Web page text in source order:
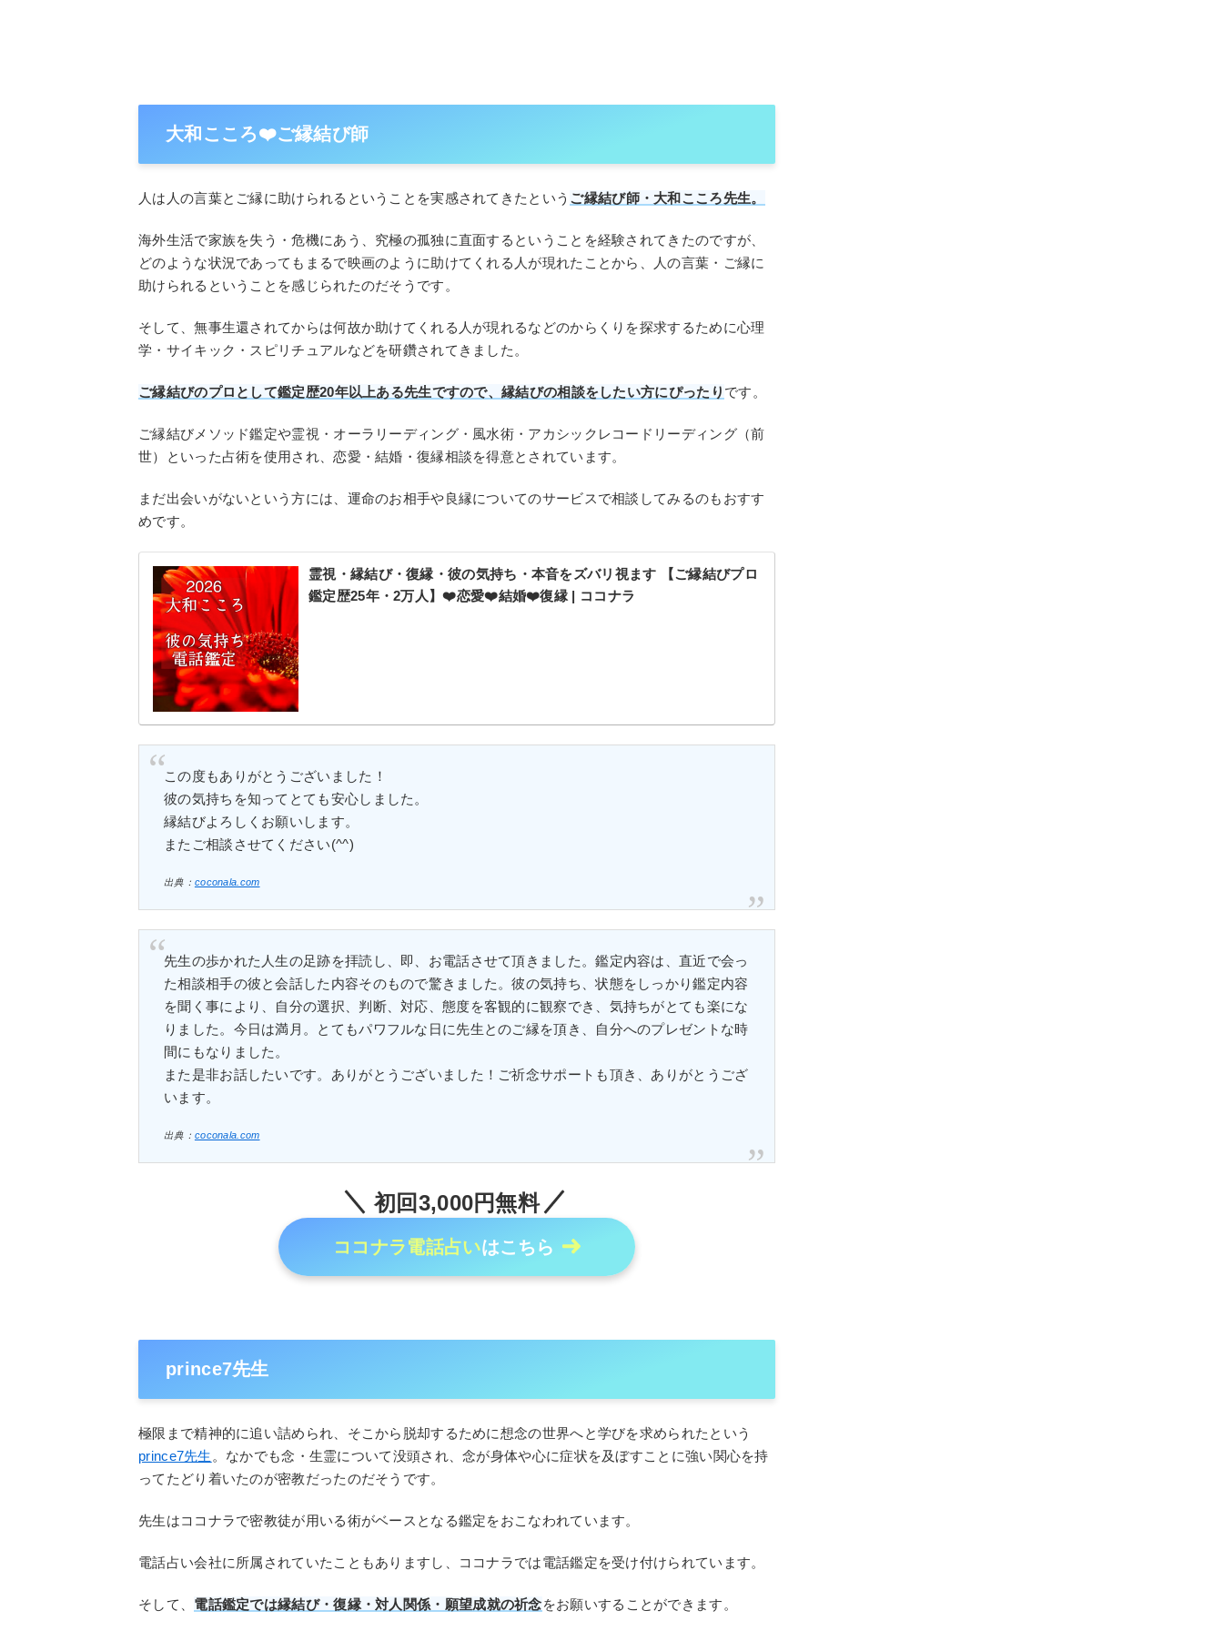
大和こころ❤️ご縁結び師
人は人の言葉とご縁に助けられるということを実感されてきたという ご縁結び師・大和こころ先生。
海外生活で家族を失う・危機にあう、究極の孤独に直面するということを経験されてきたのですが、
どのような状況であってもまるで映画のように助けてくれる人が現れたことから、人の言葉・ご縁に
助けられるということを感じられたのだそうです。
そして、無事生還されてからは何故か助けてくれる人が現れるなどのからくりを探求するために心理
学・サイキック・スピリチュアルなどを研鑽されてきました。
ご縁結びのプロとして鑑定歴20年以上ある先生ですので、縁結びの相談をしたい方にぴったり です。
ご縁結びメソッド鑑定や霊視・オーラリーディング・風水術・アカシックレコードリーディング（前
世）といった占術を使用され、恋愛・結婚・復縁相談を得意とされています。
まだ出会いがないという方には、運命のお相手や良縁についてのサービスで相談してみるのもおすす
めです。
霊視・縁結び・復縁・彼の気持ち・本音をズバリ視ます 【ご縁結びプロ
鑑定歴25年・2万人】❤️恋愛❤️結婚❤️復縁 | ココナラ
この度もありがとうございました！
彼の気持ちを知ってとても安心しました。
縁結びよろしくお願いします。
またご相談させてください(^^)
出典： coconala.com
先生の歩かれた人生の足跡を拝読し、即、お電話させて頂きました。鑑定内容は、直近で会っ
た相談相手の彼と会話した内容そのもので驚きました。彼の気持ち、状態をしっかり鑑定内容
を聞く事により、自分の選択、判断、対応、態度を客観的に観察でき、気持ちがとても楽にな
りました。今日は満月。とてもパワフルな日に先生とのご縁を頂き、自分へのプレゼントな時
間にもなりました。
また是非お話したいです。ありがとうございました！ご祈念サポートも頂き、ありがとうござ
います。
出典： coconala.com
初回3,000円無料
ココナラ電話占いはこちら
prince7先生
極限まで精神的に追い詰められ、そこから脱却するために想念の世界へと学びを求められたという
prince7先生 。なかでも念・生霊について没頭され、念が身体や心に症状を及ぼすことに強い関心を持
ってたどり着いたのが密教だったのだそうです。
先生はココナラで密教徒が用いる術がベースとなる鑑定をおこなわれています。
電話占い会社に所属されていたこともありますし、ココナラでは電話鑑定を受け付けられています。
そして、 電話鑑定では縁結び・復縁・対人関係・願望成就の祈念をお願いすることができます。